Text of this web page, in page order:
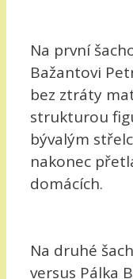
Na první
Bažantovi
bez ztráty
strukturou
bývalým
nakonec
domácích.
Na druhé
versus Pálka